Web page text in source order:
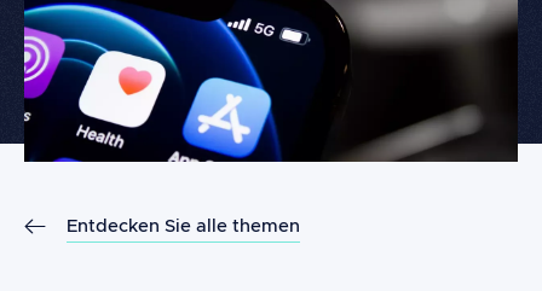
Entdecken Sie alle themen